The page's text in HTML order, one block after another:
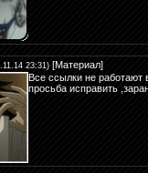
23:31) [Материал]
Все ссылки не работают
просьба исправить